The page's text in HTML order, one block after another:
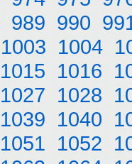
989 990
1003 1004
1015 1016
1027 1028
1039 1040
1051 1052